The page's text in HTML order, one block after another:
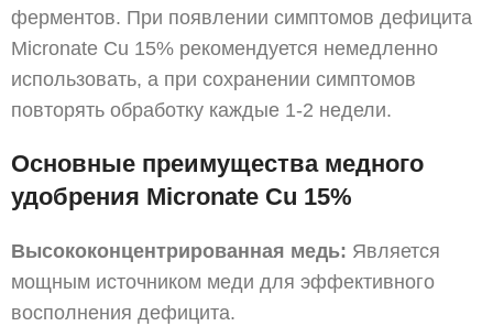
ферментов. При появлении симптомов дефицита
Micronate Cu 15% рекомендуется немедленно
использовать, а при сохранении симптомов
повторять обработку каждые 1-2 недели.
Основные преимущества медного
удобрения Micronate Cu 15%
Высококонцентрированная медь: Является
мощным источником меди для эффективного
восполнения дефицита.